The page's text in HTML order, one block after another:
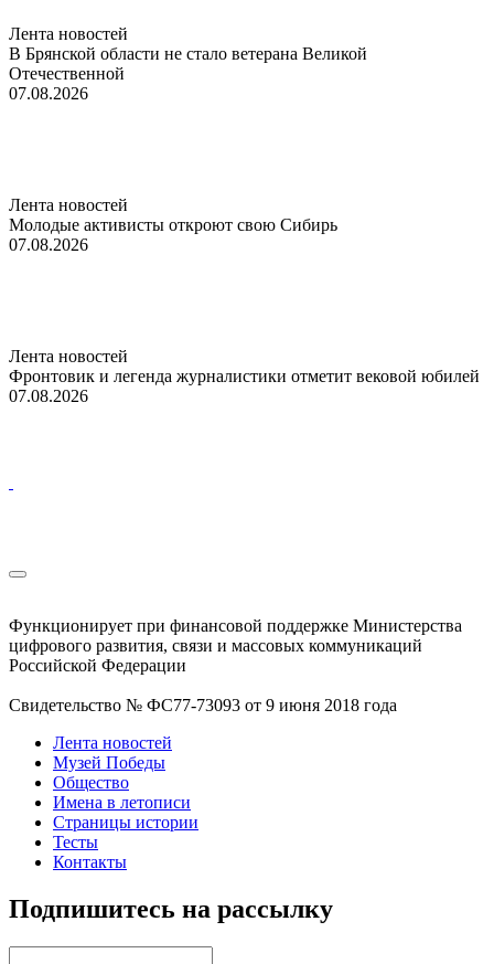
Лента новостей
В Брянской области не стало ветерана Великой
Отечественной
07.08.2026
Лента новостей
Молодые активисты откроют свою Сибирь
07.08.2026
Лента новостей
Фронтовик и легенда журналистики отметит вековой юбилей
07.08.2026
Функционирует при финансовой поддержке Министерства
цифрового развития, связи и массовых коммуникаций
Российской Федерации
Свидетельство № ФС77-73093 от 9 июня 2018 года
Лента новостей
Музей Победы
Общество
Имена в летописи
Страницы истории
Тесты
Контакты
Подпишитесь на рассылку